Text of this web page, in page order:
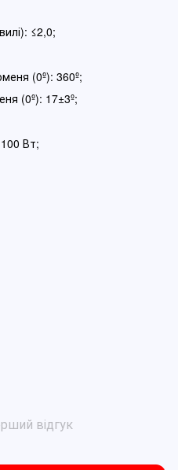
≤2,0;
(0º): 360º;
(0º): 17±3º;
Вт;
відгук